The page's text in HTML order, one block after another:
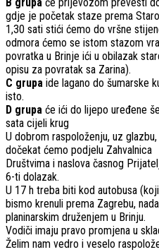
B grupa će prijevozom prevesti
gdje je početak staze prema
1,30 sati stići ćemo do vršne
odmora ćemo se istom stazom
povratka u Brinje ići u obilazak
opisu za povratak sa Zarina).
C grupa ide lagano do šumarske
isto.
D grupa će ići do lijepo uređene
sata cijeli krug
U dobrom raspoloženju, uz
dočekat ćemo podjelu Zahvalnica
Društvima i naslova časnog
6-ti dolazak.
U 17 h treba biti kod autobusa
bismo krenuli prema Zagrebu,
planinarskim druženjem u Brinju.
Vodiči imaju pravo promjena u
Želim nam vedro i veselo